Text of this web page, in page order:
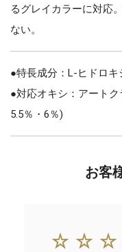
るグレイカラーに対応
ない。
●特長成分：L-ヒドロ
●対応オキシ：アート
5.5％・6％)
お客